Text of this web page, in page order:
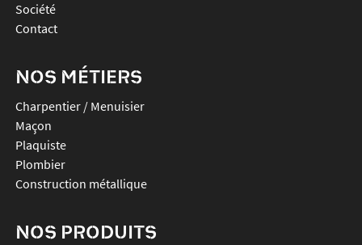
Société
Contact
NOS MÉTIERS
Charpentier / Menuisier
Maçon
Plaquiste
Plombier
Construction métallique
NOS PRODUITS